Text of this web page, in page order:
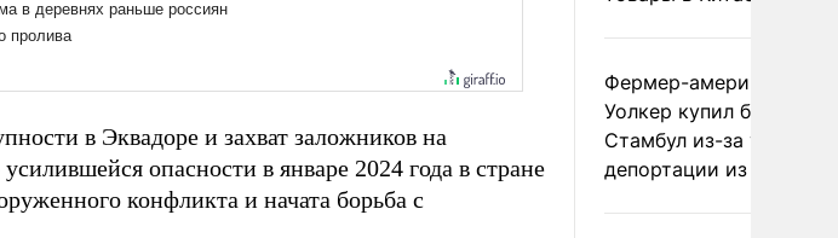
в Эквадоре и захват заложников на
опасности в январе 2024 года в стране
конфликта и начата борьба с
Фермер-американец
Уолкер купил билет в
Стамбул из-за угрозы
депортации из России